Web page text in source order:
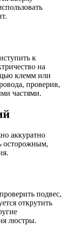
к
на
клемм или
проверив,
частями.
аккуратно
осторожным,
подвес,
открутить
люстры.